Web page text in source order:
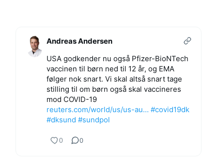
Andreas Andersen
USA godkender nu også Pfizer-BioNTech
vaccinen til børn ned til 12 år, og EMA
følger nok snart. Vi skal altså snart tage
stilling til om børn også skal vaccineres
mod COVID-19
reuters.com/world/us/us-au… #covid19dk
#dksund #sundpol
0 0